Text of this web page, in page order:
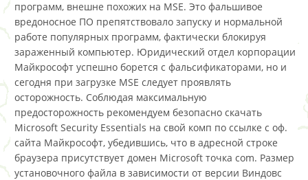
программ, внешне похожих на MSE. Это фальшивое
вредоносное ПО препятствовало запуску и нормальной
работе популярных программ, фактически блокируя
зараженный компьютер. Юридический отдел корпорации
Майкрософт успешно борется с фальсификаторами, но и
сегодня при загрузке MSE следует проявлять
осторожность. Соблюдая максимальную
предосторожность рекомендуем безопасно скачать
Microsoft Security Essentials на свой комп по ссылке с оф.
сайта Майкрософт, убедившись, что в адресной строке
браузера присутствует домен Microsoft точка com. Размер
установочного файла в зависимости от версии Виндовс